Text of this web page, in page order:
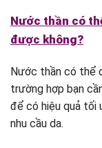
Nước thần có
được không?
Nước thần có thể
trường hợp bạn
để có hiệu quả tối
nhu cầu da.